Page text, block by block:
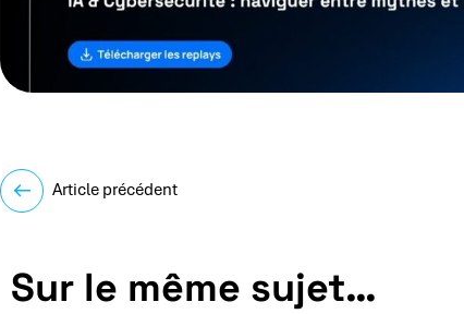
Article précédent
Sur le même sujet…